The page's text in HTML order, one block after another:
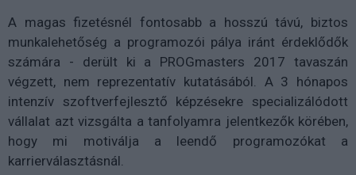
A magas fizetésnél fontosabb a hosszú távú, biztos
munkalehetőség a programozói pálya iránt érdeklődők
számára - derült ki a PROGmasters 2017 tavaszán
végzett, nem reprezentatív kutatásából. A 3 hónapos
intenzív szoftverfejlesztő képzésekre specializálódott
vállalat azt vizsgálta a tanfolyamra jelentkezők körében,
hogy mi motiválja a leendő programozókat a
karrierválasztásnál.